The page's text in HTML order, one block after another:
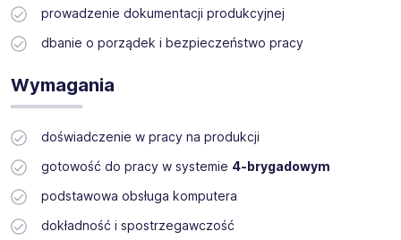
Wrocław, Wołów, Malczyce, Środa Śląska, Brzeg Dolny,
Wynagrodzenie:6000 – 7400 zł brutto (ok. 4400 – 5500
System pracy:
zmiany6:00 - 18:00, 18:00 - 06:00
Benefity: opieka medyczna, Multisport, ubezpieczenie,
umowa roczna → czas nieokreślony
prowadzenie dokumentacji produkcyjnej
dbanie o porządek i bezpieczeństwo pracy
Wymagania
doświadczenie w pracy na produkcji
gotowość do pracy w systemie 4-brygadowym
podstawowa obsługa komputera
dokładność i spostrzegawczość